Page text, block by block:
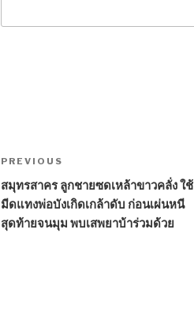
Post
navigation
Previous
Post
PREVIOUS
สมุทรสาคร ลูกชายซดเหล้าขาวคลั่ง ใช้
มีดแทงพ่อบังเกิดเกล้าดับ ก่อนเผ่นหนี
สุดท้ายจนมุม พบเสพยาบ้าร่วมด้วย